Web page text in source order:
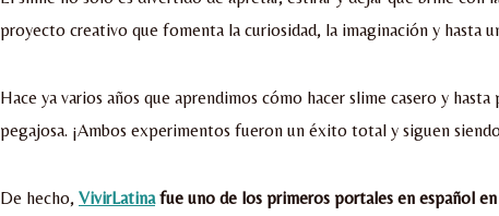
proyecto creativo que fomenta la curiosidad, la imaginación y hasta
Hace ya varios años que aprendimos cómo hacer slime casero y
pegajosa. ¡Ambos experimentos fueron un éxito total y siguen
De hecho, VivirLatinafue uno de los primeros portales en español